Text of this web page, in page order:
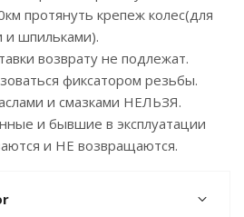
протянуть крепеж колес(для
и шпильками).
возврату не подлежат.
фиксатором резьбы.
и смазками НЕЛЬЗЯ.
и бывшие в эксплуатации
и НЕ возвращаются.